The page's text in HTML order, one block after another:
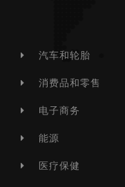
汽车和轮胎
消费品和零售
电子商务
能源
医疗保健